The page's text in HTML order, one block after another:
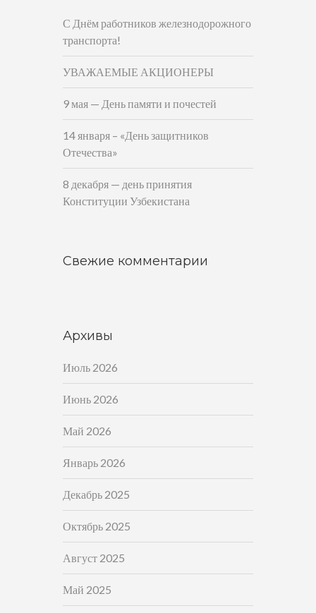
С Днём работников железнодорожного
транспорта!
УВАЖАЕМЫЕ АКЦИОНЕРЫ
9 мая — День памяти и почестей
14 января – «День защитников
Отечества»
8 декабря — день принятия
Конституции Узбекистана
Свежие комментарии
Архивы
Июль 2026
Июнь 2026
Май 2026
Январь 2026
Декабрь 2025
Октябрь 2025
Август 2025
Май 2025